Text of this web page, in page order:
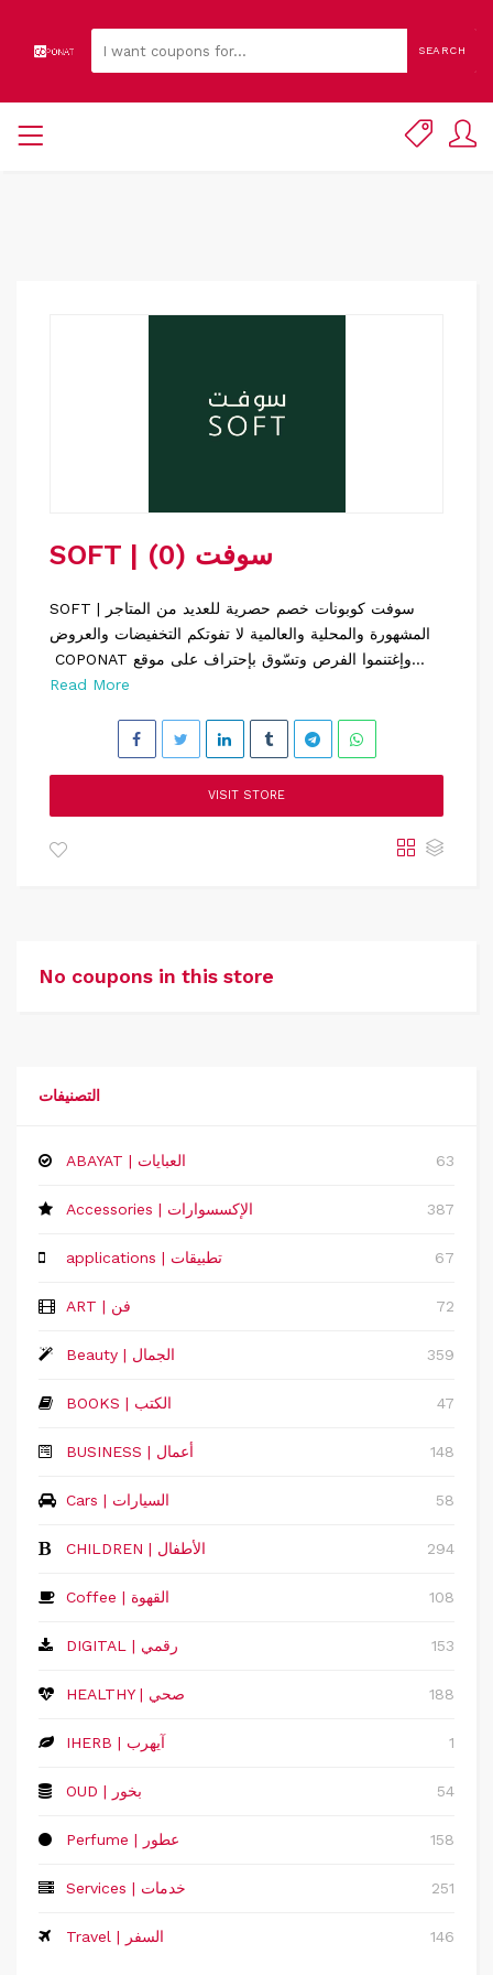
SEARCH
SOFT | سوفت (0)
SOFT | سوفت كوبونات خصم حصرية للعديد من المتاجر
المشهورة والمحلية والعالمية لا تفوتكم التخفيضات والعروض
COPONAT وإغتنموا الفرص وتسّوق بإحتراف على موقع...
Read More
VISIT STORE
No coupons in this store
التصنيفات
ABAYAT | العبايات 63
Accessories | الإكسسوارات 387
applications | تطبيقات 67
ART | فن 72
Beauty | الجمال 359
BOOKS | الكتب 47
‏BUSINESS | أعمال 148
Cars | السيارات 58
CHILDREN | الأطفال 294
Coffee | القهوة 108
DIGITAL | رقمي 153
HEALTHY | صحي 188
IHERB | آيهرب 1
OUD | بخور 54
Perfume | عطور 158
Services | خدمات 251
Travel | السفر 146